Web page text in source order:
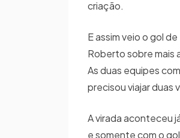
criação.
E assim veio o gol
Roberto sobre mais
As duas equipes
precisou viajar duas
A virada aconteceu
e somente com o